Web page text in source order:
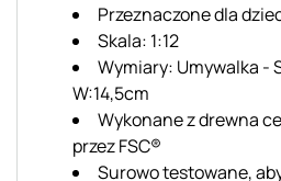
Przeznaczone dla
Skala: 1:12
Wymiary: Umywalka -
W:14,5cm
Wykonane z drewna
przez FSC®
Surowo testowane,